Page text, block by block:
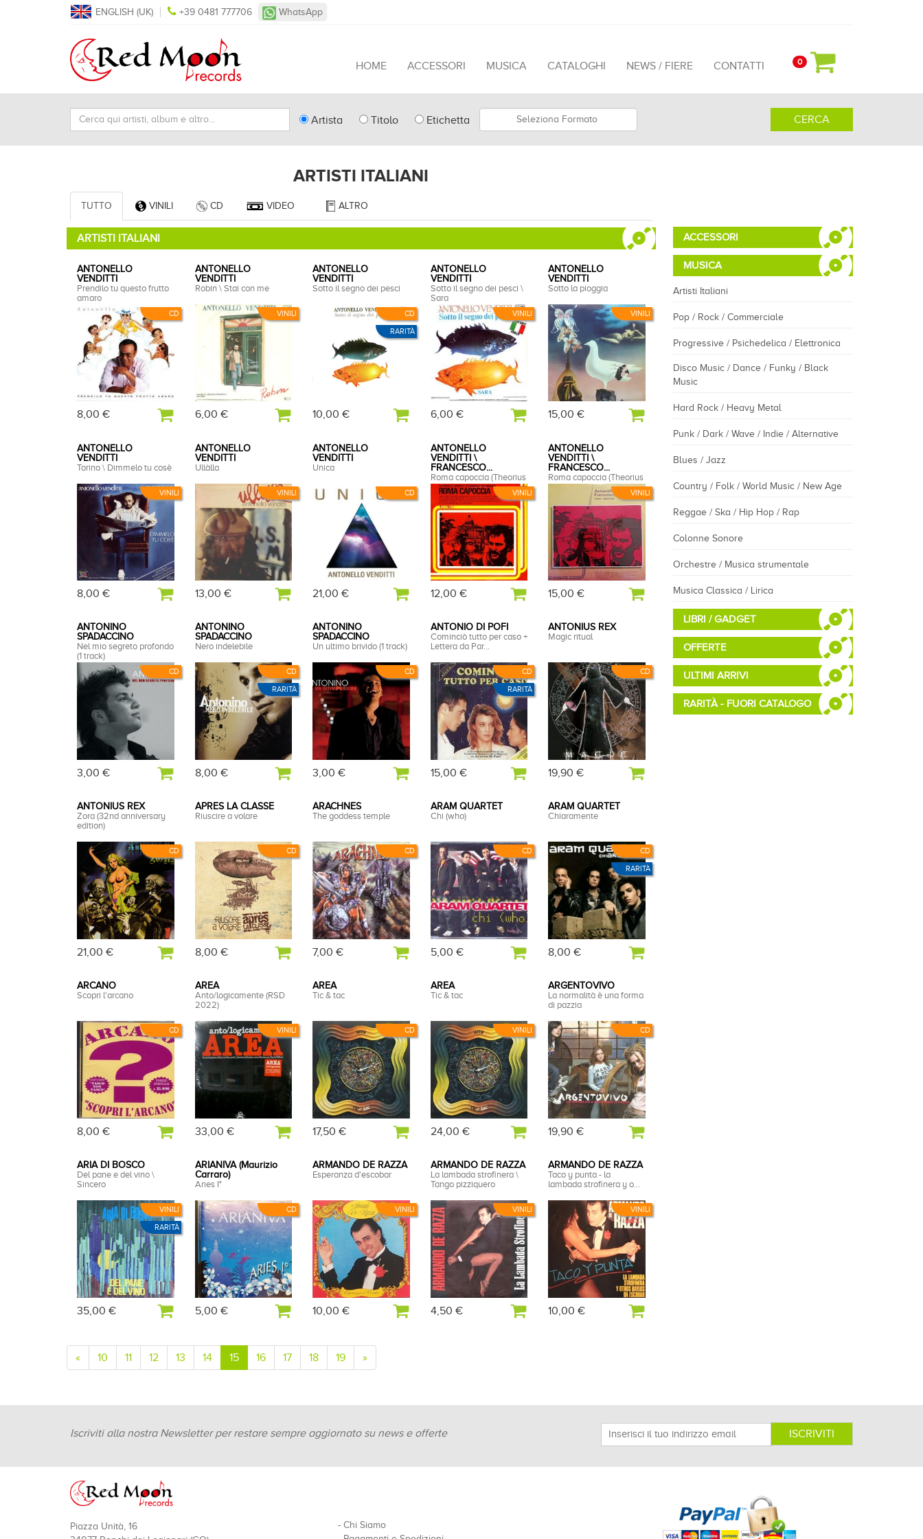
ENGLISH (UK) +39 0481 777706 WhatsApp
HOME ACCESSORI MUSICA CATALOGHI NEWS / FIERE CONTATTI 0
Cerca
qui
artisti,
altro...
TypeArtista Titolo Etichetta Formato CERCA
ARTISTI ITALIANI
TUTTO VINILI CD VIDEO ALTRO
ARTISTI ITALIANI
CD
ANTONELLO
VENDITTI
Prendilo tu questo frutto
amaro
8,00 €
VINILI
ANTONELLO
VENDITTI
Robin \ Stai con me
6,00 €
RARITÀ
CD
ANTONELLO
VENDITTI
Sotto il segno dei pesci
10,00 €
VINILI
ANTONELLO
VENDITTI
Sotto il segno dei pesci \
Sara
6,00 €
VINILI
ANTONELLO
VENDITTI
Sotto la pioggia
15,00 €
VINILI
ANTONELLO
VENDITTI
Torino \ Dimmelo tu cosè
8,00 €
VINILI
ANTONELLO
VENDITTI
Ullàlla
13,00 €
CD
ANTONELLO
VENDITTI
Unica
21,00 €
VINILI
ANTONELLO
VENDITTI \
FRANCESCO...
Roma capoccia (Theorius
campus)
12,00 €
VINILI
ANTONELLO
VENDITTI \
FRANCESCO...
Roma capoccia (Theorius
campus)
15,00 €
CD
ANTONINO
SPADACCINO
Nel mio segreto profondo
(1 track)
3,00 €
RARITÀ
CD
ANTONINO
SPADACCINO
Nero indelebile
8,00 €
CD
ANTONINO
SPADACCINO
Un ultimo brivido (1 track)
3,00 €
RARITÀ
CD
ANTONIO DI POFI
Cominciò tutto per caso +
Lettera da Par...
15,00 €
CD
ANTONIUS REX
Magic ritual
19,90 €
CD
ANTONIUS REX
Zora (32nd anniversary
edition)
21,00 €
CD
APRES LA CLASSE
Riuscire a volare
8,00 €
CD
ARACHNES
The goddess temple
7,00 €
CD
ARAM QUARTET
Chi (who)
5,00 €
RARITÀ
CD
ARAM QUARTET
Chiaramente
8,00 €
CD
ARCANO
Scopri l'arcano
8,00 €
VINILI
AREA
Anto/logicamente (RSD
2022)
33,00 €
CD
AREA
Tic & tac
17,50 €
VINILI
AREA
Tic & tac
24,00 €
CD
ARGENTOVIVO
La normalità è una forma
di pazzia
19,90 €
RARITÀ
VINILI
ARIA DI BOSCO
Del pane e del vino \
Sincero
35,00 €
CD
ARIANIVA (Maurizio
Carraro)
Aries I°
5,00 €
VINILI
ARMANDO DE RAZZA
Esperanza d'escobar
10,00 €
VINILI
ARMANDO DE RAZZA
La lambada strofinera \
Tango pizziquero
4,50 €
VINILI
ARMANDO DE RAZZA
Taco y punta - la
lambada strofinera y o...
10,00 €
« 10 11 12 13 14 15 16 17 18 19 »
ACCESSORI
MUSICA
Artisti Italiani
Pop / Rock / Commerciale
Progressive / Psichedelica / Elettronica
Disco Music / Dance / Funky / Black
Music
Hard Rock / Heavy Metal
Punk / Dark / Wave / Indie / Alternative
Blues / Jazz
Country / Folk / World Music / New Age
Reggae / Ska / Hip Hop / Rap
Colonne Sonore
Orchestre / Musica strumentale
Musica Classica / Lirica
LIBRI / GADGET
OFFERTE
ULTIMI ARRIVI
RARITÀ - FUORI CATALOGO
Iscriviti alla nostra Newsletter per restare sempre aggiornato su news e offerte
Piazza Unità, 16
- Chi Siamo